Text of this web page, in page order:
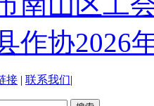
作协2026
接 | 联系我们|